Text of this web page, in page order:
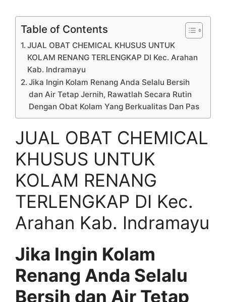
Table of Contents
JUAL OBAT CHEMICAL KHUSUS UNTUK
KOLAM RENANG TERLENGKAP DI Kec. Arahan
Kab. Indramayu
Jika Ingin Kolam Renang Anda Selalu Bersih
dan Air Tetap Jernih, Rawatlah Secara Rutin
Dengan Obat Kolam Yang Berkualitas Dan Pas
JUAL OBAT CHEMICAL
KHUSUS UNTUK
KOLAM RENANG
TERLENGKAP DI Kec.
Arahan Kab. Indramayu
Jika Ingin Kolam
Renang Anda Selalu
Bersih dan Air Tetap